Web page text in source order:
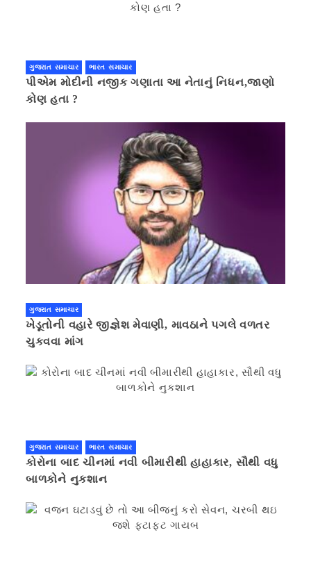
ગુજરાત સમાચાર ભારત સમાચાર
પીએમ મોદીની નજીક ગણાતા આ નેતાનું નિધન,જાણો
કોણ હતા ?
ગુજરાત સમાચાર
ખેડૂતોની વહારે જીજ્ઞેશ મેવાણી, માવઠાને પગલે વળતર
ચુકવવા માંગ
ગુજરાત સમાચાર ભારત સમાચાર
કોરોના બાદ ચીનમાં નવી બીમારીથી હાહાકાર, સૌથી વધુ
બાળકોને નુકશાન